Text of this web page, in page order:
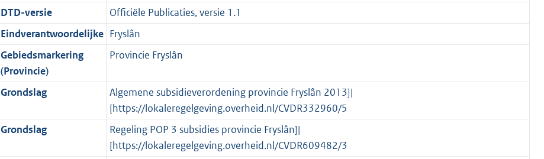
m
a
a
t
r
m
a
a
t
o
r
m
a
a
t
f
o
r
m
a
a
t
e
:
3
b
t
t
e
:
K
b
DTD-versie
Officiële Publicaties, versie 1.1
Eindverantwoordelijke Fryslân
Gebiedsmarkering
(Provincie)
Provincie Fryslân
Grondslag
Algemene subsidieverordening provincie Fryslân 2013]|
[https://lokaleregelgeving.overheid.nl/CVDR332960/5
Grondslag
Regeling POP 3 subsidies provincie Fryslân]|
[https://lokaleregelgeving.overheid.nl/CVDR609482/3